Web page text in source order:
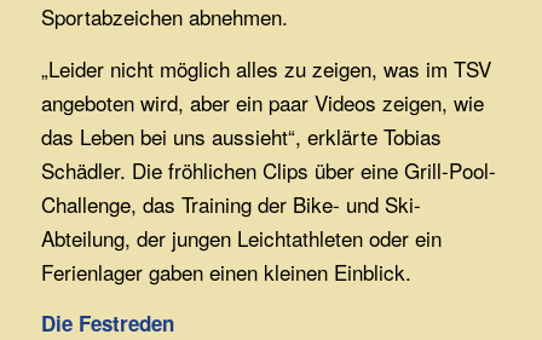
Sportabzeichen abnehmen.
„Leider nicht möglich alles zu zeigen, was im TSV
angeboten wird, aber ein paar Videos zeigen, wie
das Leben bei uns aussieht“, erklärte Tobias
Schädler. Die fröhlichen Clips über eine Grill-Pool-
Challenge, das Training der Bike- und Ski-
Abteilung, der jungen Leichtathleten oder ein
Ferienlager gaben einen kleinen Einblick.
Die Festreden